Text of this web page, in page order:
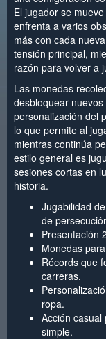
El jugador se
enfrenta a varios
más con cada
tensión principal,
razón para volver a
Las monedas
desbloquear
personalización del
lo que permite al
mientras continúa
estilo general es
sesiones cortas en
historia.
Jugabilidad
de
Presentación
Monedas
Récords que
carreras.
ropa.
Acción
simple.